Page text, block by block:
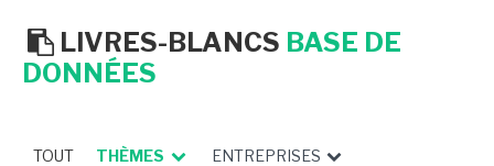
LIVRES-BLANCS BASE DE
DONNÉES
TOUT THÈMES ENTREPRISES